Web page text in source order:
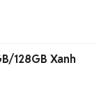
128GB Xanh